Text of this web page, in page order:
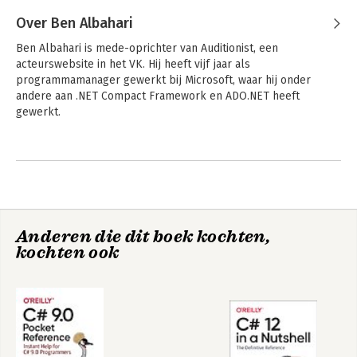
Over Ben Albahari
Ben Albahari is mede-oprichter van Auditionist, een
acteurswebsite in het VK. Hij heeft vijf jaar als
programmamanager gewerkt bij Microsoft, waar hij onder
andere aan .NET Compact Framework en ADO.NET heeft
gewerkt.
Andere boeken door Ben Albahari
Anderen die dit boek kochten,
kochten ook